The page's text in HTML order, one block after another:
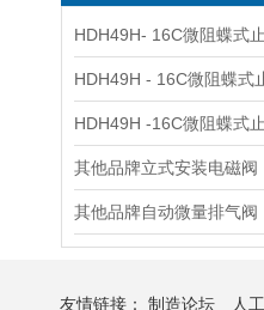
HDH49H- 16C微阻蝶式
HDH49H - 16C微阻蝶式
HDH49H -16C微阻蝶式
其他品牌立式安装电磁阀
其他品牌自动微量排气阀
友情链接： 制造论坛 人